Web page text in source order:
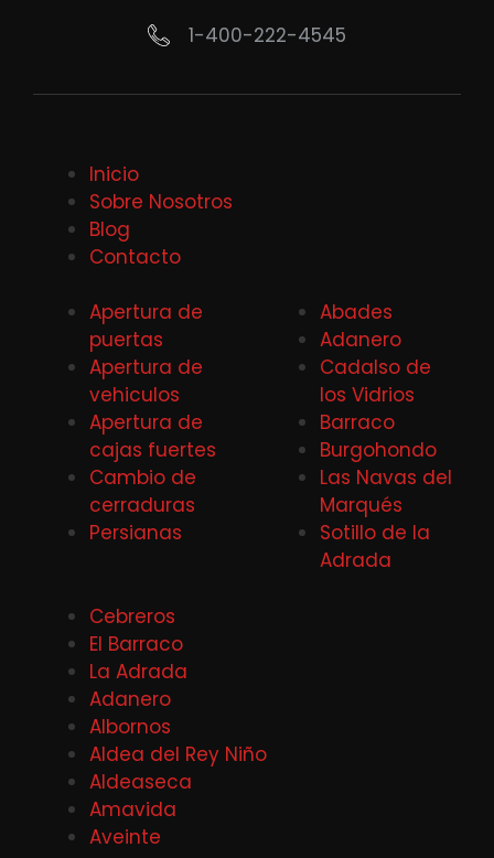
1-400-222-4545
Inicio
Sobre Nosotros
Blog
Contacto
Apertura de
puertas
Apertura de
vehiculos
Apertura de
cajas fuertes
Cambio de
cerraduras
Persianas
Abades
Adanero
Cadalso de
los Vidrios
Barraco
Burgohondo
Las Navas del
Marqués
Sotillo de la
Adrada
Cebreros
El Barraco
La Adrada
Adanero
Albornos
Aldea del Rey Niño
Aldeaseca
Amavida
Aveinte